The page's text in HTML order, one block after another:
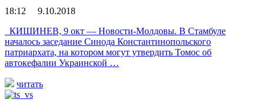
18:12 9.10.2018
КИШИНЕВ, 9 окт — Новости-Молдовы. В Стамбуле
началось заседание Синода Константинопольского
патриархата, на котором могут утвердить Томос об
автокефалии Украинской …
читать